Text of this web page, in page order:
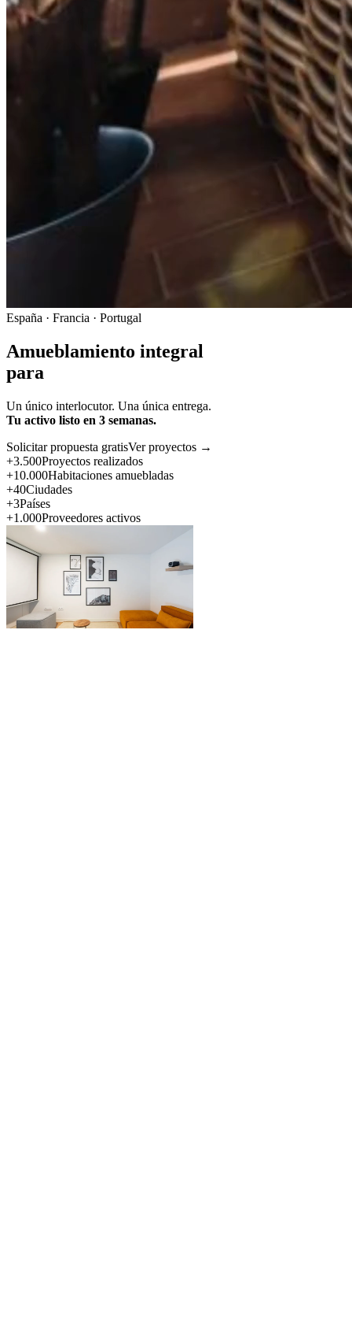
España · Francia · Portugal
Amueblamiento integral
para
Un único interlocutor. Una única entrega.
Tu activo listo en 3 semanas.
Solicitar propuesta gratisVer proyectos →
+3.500Proyectos realizados
+10.000Habitaciones amuebladas
+40Ciudades
+3Países
+1.000Proveedores activos